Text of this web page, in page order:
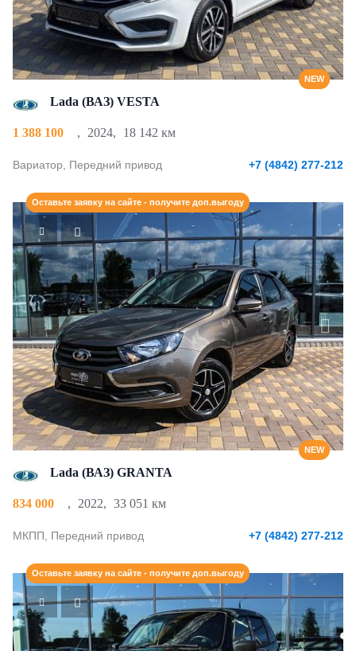
NEW
Lada (ВАЗ) VESTA
1 388 100 , 2024, 18 142 км
Вариатор, Передний привод +7 (4842) 277-212
NEW
Оставьте заявку на сайте - получите доп.выгоду
Lada (ВАЗ) GRANTA
834 000 , 2022, 33 051 км
МКПП, Передний привод +7 (4842) 277-212
Оставьте заявку на сайте - получите доп.выгоду